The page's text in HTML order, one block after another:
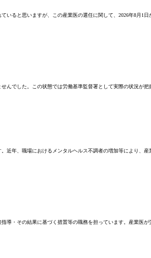
ると思いますが、この産業医の選任に関して、2026年8月1
でした。この状態では労働基準監督署として実際の状況が
年、職場におけるメンタルヘルス不調者の増加等により、
・その結果に基づく措置等の職務を担っています。産業医